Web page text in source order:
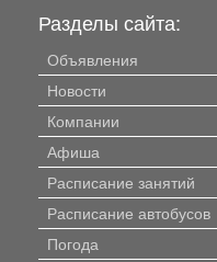
Разделы сайта:
Объявления
Новости
Компании
Афиша
Расписание занятий
Расписание автобусов
Погода